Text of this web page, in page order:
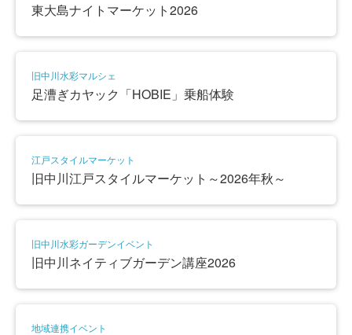
東大島ナイトマーケット2026
旧中川水彩マルシェ
足漕ぎカヤック「HOBIE」乗船体験
江戸スタイルマーケット
旧中川江戸スタイルマーケット～2026年秋～
旧中川水彩ガーデンイベント
旧中川ネイティブガーデン講座2026
地域連携イベント